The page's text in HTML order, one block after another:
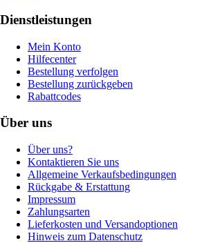
Dienstleistungen
Mein Konto
Hilfecenter
Bestellung verfolgen
Bestellung zurückgeben
Rabattcodes
Über uns
Über uns?
Kontaktieren Sie uns
Allgemeine Verkaufsbedingungen
Rückgabe & Erstattung
Impressum
Zahlungsarten
Lieferkosten und Versandoptionen
Hinweis zum Datenschutz